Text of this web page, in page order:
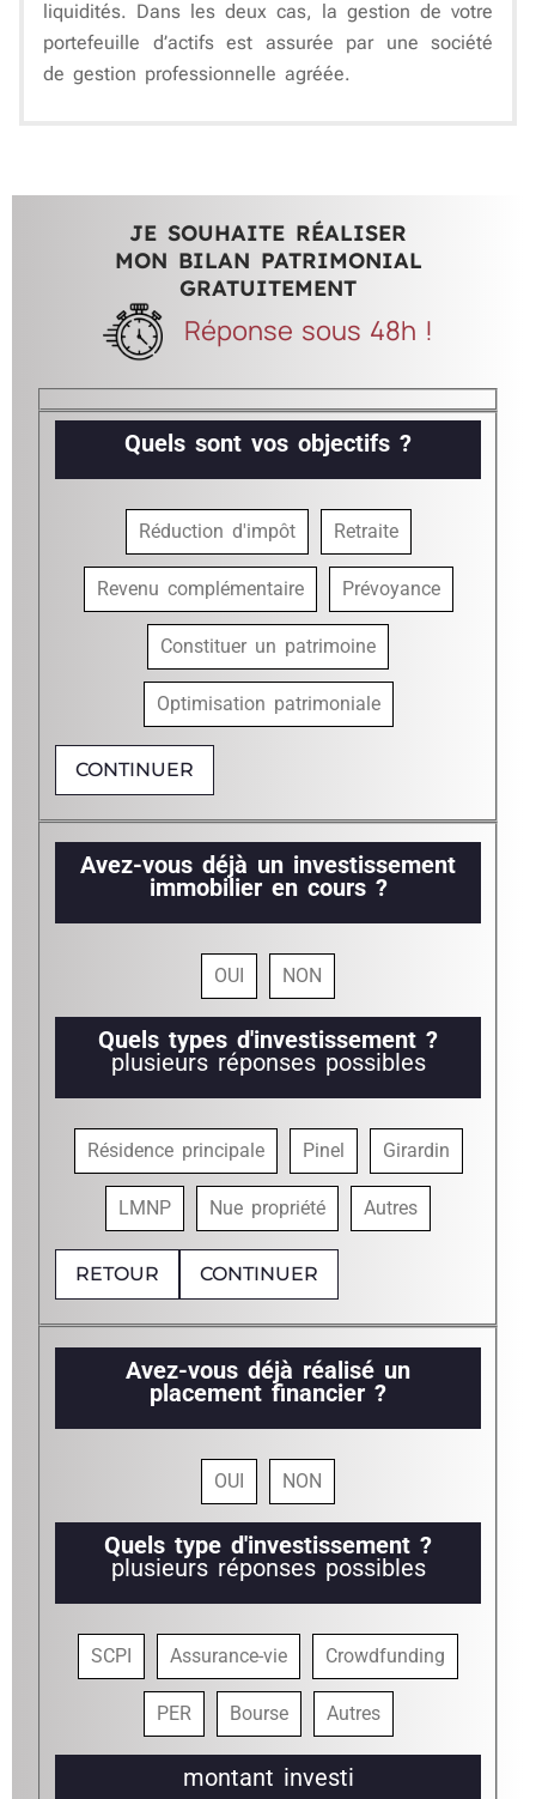
liquidités. Dans les deux cas, la gestion de votre
portefeuille d’actifs est assurée par une société
de gestion professionnelle agréée.
JE SOUHAITE RÉALISER
MON BILAN PATRIMONIAL
GRATUITEMENT
Réponse sous 48h !
Quels sont vos objectifs ?
Réduction d'impôt Retraite
Revenu complémentaire Prévoyance
Constituer un patrimoine
Optimisation patrimoniale
CONTINUER
Avez-vous déjà un investissement
immobilier en cours ?
OUI NON
Quels types d'investissement ?
plusieurs réponses possibles
Résidence principale Pinel Girardin
LMNP Nue propriété Autres
RETOUR CONTINUER
Avez-vous déjà réalisé un
placement financier ?
OUI NON
Quels type d'investissement ?
plusieurs réponses possibles
SCPI Assurance-vie Crowdfunding
PER Bourse Autres
montant investi